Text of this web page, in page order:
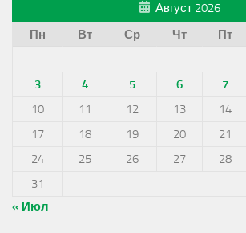
Август 2026
Пн
Вт Ср Чт Пт
3
4 5 6 7
10
11 12 13 14
17
18 19 20 21
24
25 26 27 28
31
« Июл